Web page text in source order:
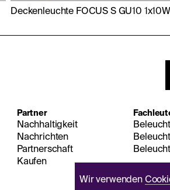
Deckenleuchte FOCUS S GU10 1x10W
Wir verwenden
Partner
Nachhaltigkeit
Nachrichten
Partnerschaft
Kaufen